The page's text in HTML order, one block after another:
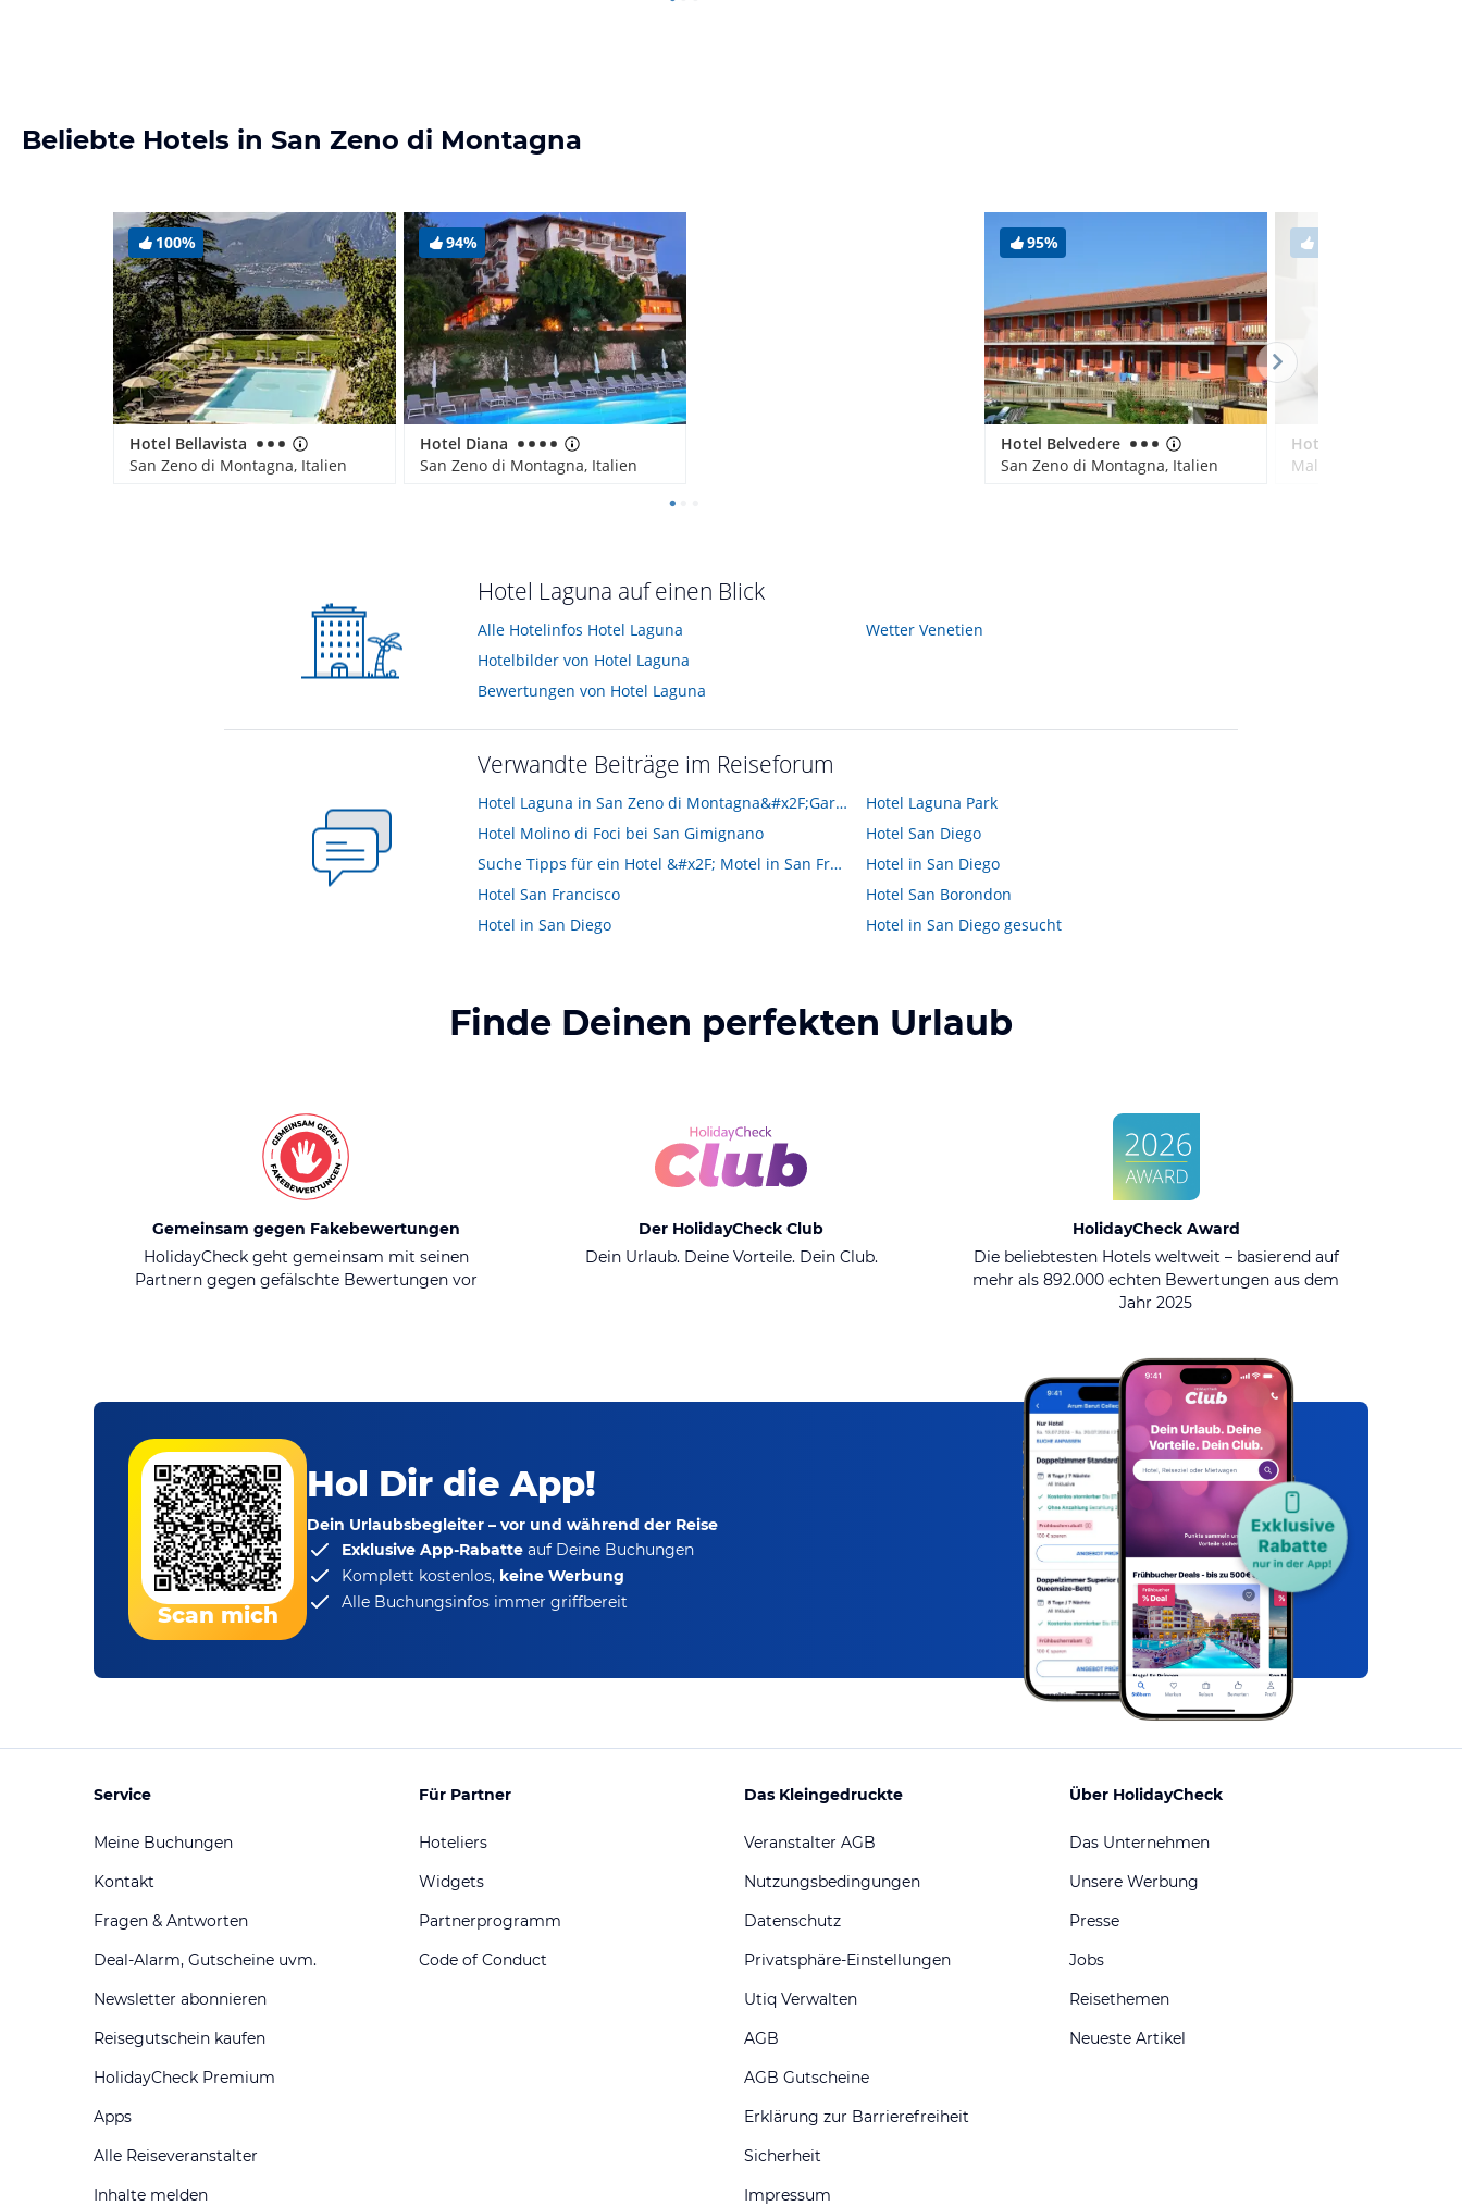
Beliebte Hotels in San Zeno di Montagna
100%
Hotel Bellavista
San Zeno di Montagna, Italien
94%
Hotel Diana
San Zeno di Montagna, Italien
95%
Hotel Belvedere
San Zeno di Montagna, Italien
Malcesine, Italien
Hotel Laguna auf einen Blick
Alle Hotelinfos Hotel Laguna
Hotelbilder von Hotel Laguna
Bewertungen von Hotel Laguna
Wetter Venetien
Verwandte Beiträge im Reiseforum
Hotel Laguna in San Zeno di Montagna&#x2F;Gardasee
Hotel Molino di Foci bei San Gimignano
Suche Tipps für ein Hotel &#x2F; Motel in San Francisco, San Diego u. Los Angeles
Hotel San Francisco
Hotel in San Diego
Hotel Laguna Park
Hotel San Diego
Hotel in San Diego
Hotel San Borondon
Hotel in San Diego gesucht
Finde Deinen perfekten Urlaub
Gemeinsam gegen Fakebewertungen
HolidayCheck geht gemeinsam mit seinen
Partnern gegen gefälschte Bewertungen vor
Der HolidayCheck Club
Dein Urlaub. Deine Vorteile. Dein Club.
HolidayCheck Award
Die beliebtesten Hotels weltweit – basierend auf
mehr als 892.000 echten Bewertungen aus dem
Jahr 2025
Scan mich
Hol Dir die App!
Dein Urlaubsbegleiter – vor und während der Reise
Exklusive App-Rabatte auf Deine Buchungen
Komplett kostenlos, keine Werbung
Alle Buchungsinfos immer griffbereit
Service
Meine Buchungen
Kontakt
Fragen & Antworten
Deal-Alarm, Gutscheine uvm.
Newsletter abonnieren
Reisegutschein kaufen
HolidayCheck Premium
Apps
Alle Reiseveranstalter
Inhalte melden
Für Partner
Hoteliers
Widgets
Partnerprogramm
Code of Conduct
Das Kleingedruckte
Veranstalter AGB
Nutzungsbedingungen
Datenschutz
Privatsphäre-Einstellungen
Utiq Verwalten
AGB
AGB Gutscheine
Erklärung zur Barrierefreiheit
Sicherheit
Impressum
Über HolidayCheck
Das Unternehmen
Unsere Werbung
Presse
Jobs
Reisethemen
Neueste Artikel